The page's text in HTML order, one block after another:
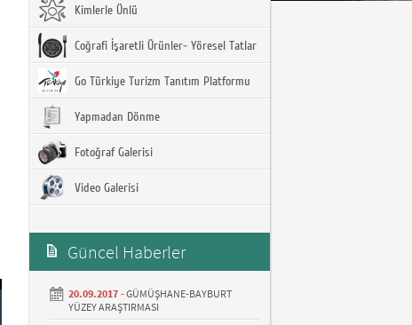
Kimlerle Ünlü
Coğrafi İşaretli Ürünler- Yöresel Tatlar
Go Türkiye Turizm Tanıtım Platformu
Yapmadan Dönme
Fotoğraf Galerisi
Video Galerisi
Güncel Haberler
20.09.2017 -GÜMÜŞHANE-BAYBURT
YÜZEY ARAŞTIRMASI